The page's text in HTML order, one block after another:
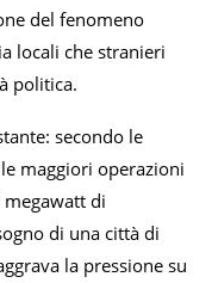
del fenomeno
locali che stranieri
politica.
secondo le
maggiori operazioni
di
di una città di
la pressione su